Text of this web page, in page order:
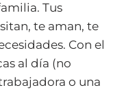
Tus
te aman, te
Con el
al día (no
o una